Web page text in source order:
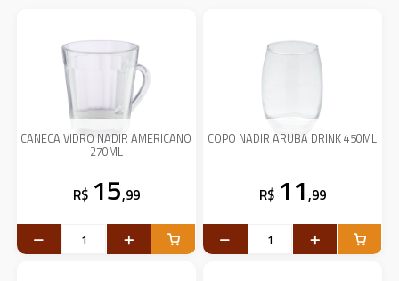
CANECA VIDRO NADIR AMERICANO
270ML
R$ 15,99
COPO NADIR ARUBA DRINK 450ML
R$ 11,99